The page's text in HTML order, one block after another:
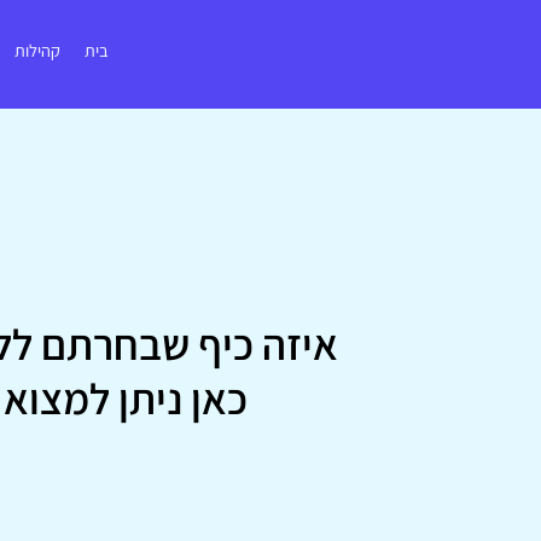
בית קהילות
איזה כיף שבחרתם
כאן ניתן